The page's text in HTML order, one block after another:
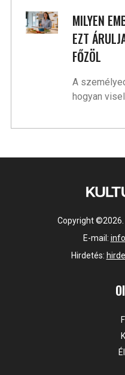
MILYEN
EZT
FŐZÖL
A
hogyan
Copyright
E-mail:
Hirdetés: